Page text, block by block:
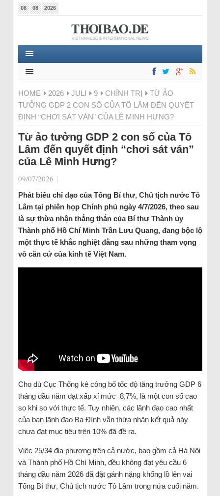
08 08 2026
HOME 2026 JULI 9 CHÍNH TRỊ
TỪ ẢO
TƯỞNG GDP 2 CON SỐ CỦA TÔ LÂM ĐẾN QUYẾT
ĐỊNH “CHƠI SÁT VÁN” CỦA LÊ MINH HƯNG?
Từ ảo tưởng GDP 2 con số của Tô
Lâm đến quyết định “chơi sát ván”
của Lê Minh Hưng?
09/07/2026 |
Phát biểu chỉ đạo của Tổng Bí thư, Chủ tịch nước Tô
Lâm tại phiên họp Chính phủ ngày 4/7/2026, theo sau
là sự thừa nhận thẳng thắn của Bí thư Thành ủy
Thành phố Hồ Chí Minh Trần Lưu Quang, đang bộc lộ
một thực tế khắc nghiệt đằng sau những tham vọng
vô căn cứ của kinh tế Việt Nam.
Cho dù Cục Thống kê công bố tốc độ tăng trưởng GDP 6
tháng đầu năm đạt xấp xỉ mức 8,7%, là một con số cao
so khi so với thực tế. Tuy nhiên, các lãnh đạo cao nhất
của ban lãnh đạo Ba Đình vẫn thừa nhận kết quả này
chưa đạt mục tiêu trên 10% đã đề ra.
Việc 25/34 địa phương trên cả nước, bao gồm cả Hà Nội
và Thành phố Hồ Chí Minh, đều không đạt yêu cầu 6
tháng đầu năm 2026 đã đặt gánh nặng khổng lồ lên vai
Tổng Bí thư, Chủ tịch nước Tô Lâm trong nửa cuối năm.